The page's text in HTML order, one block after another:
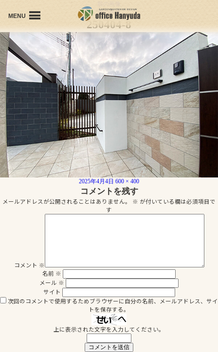
MENU
office Hanyudaの想い
会社概要
プロフィール
個人受賞歴
施工事例
お問い合わせ
次の画像
250404-8
投
稿
2025年4月4日 フ
ル
サ
イ
ズ
600 × 400
コメントを残す
メールアドレスが公開されることはありません。 ※ が付いている欄は必須項目で
す
コメント ※
名前 ※
メール ※
サイト
次回のコメントで使用するためブラウザーに自分の名前、メールアドレス、サイ
トを保存する。
上に表示された文字を入力してください。